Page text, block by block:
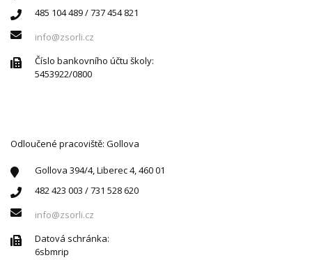
485 104 489 / 737 454 821
info@zsorli.cz
Číslo bankovního účtu školy:
5453922/0800
Odloučené pracoviště: Gollova
Gollova 394/4, Liberec 4, 460 01
482 423 003 / 731 528 620
info@zsorli.cz
Datová schránka:
6sbmrip